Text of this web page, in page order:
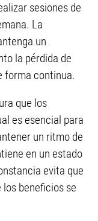
sesiones de
La
un
la pérdida de
forma continua.
que los
es esencial para
un ritmo de
en un estado
evita que
beneficios se